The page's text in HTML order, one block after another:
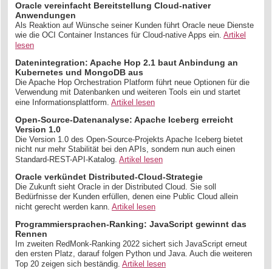
Oracle vereinfacht Bereitstellung Cloud-nativer
Anwendungen
Als Reaktion auf Wünsche seiner Kunden führt Oracle neue Dienste
wie die OCI Container Instances für Cloud-native Apps ein. Artikel
lesen
Datenintegration: Apache Hop 2.1 baut Anbindung an
Kubernetes und MongoDB aus
Die Apache Hop Orchestration Platform führt neue Optionen für die
Verwendung mit Datenbanken und weiteren Tools ein und startet
eine Informationsplattform. Artikel lesen
Open-Source-Datenanalyse: Apache Iceberg erreicht
Version 1.0
Die Version 1.0 des Open-Source-Projekts Apache Iceberg bietet
nicht nur mehr Stabilität bei den APIs, sondern nun auch einen
Standard-REST-API-Katalog. Artikel lesen
Oracle verkündet Distributed-Cloud-Strategie
Die Zukunft sieht Oracle in der Distributed Cloud. Sie soll
Bedürfnisse der Kunden erfüllen, denen eine Public Cloud allein
nicht gerecht werden kann. Artikel lesen
Programmiersprachen-Ranking: JavaScript gewinnt das
Rennen
Im zweiten RedMonk-Ranking 2022 sichert sich JavaScript erneut
den ersten Platz, darauf folgen Python und Java. Auch die weiteren
Top 20 zeigen sich beständig. Artikel lesen